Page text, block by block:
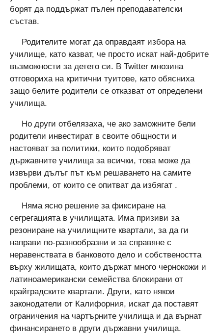
борят да поддържат пълен преподавателски
състав.
Родителите могат да оправдаят избора на
училище, като казват, че просто искат най-добрите
възможности за детето си. В Twitter мнозина
отговориха на критични туитове, като обясниха
защо белите родители се отказват от определени
училища.
Но други отбелязаха, че ако заможните бели
родители инвестират в своите общности и
настояват за политики, които подобряват
държавните училища за всички, това може да
извърви дълъг път към решаването на самите
проблеми, от които се опитват да избягат .
Няма ясно решение за фиксиране на
сегрегацията в училищата. Има призиви за
резониране на училищните квартали, за да ги
направи по-разнообразни и за справяне с
неравенствата в банковото дело и собствеността
върху жилищата, които държат много чернокожи и
латиноамерикански семейства блокирани от
крайградските квартали. Други, като някои
законодатели от Калифорния, искат да поставят
ограничения на чартърните училища и да върнат
финансирането в други държавни училища.